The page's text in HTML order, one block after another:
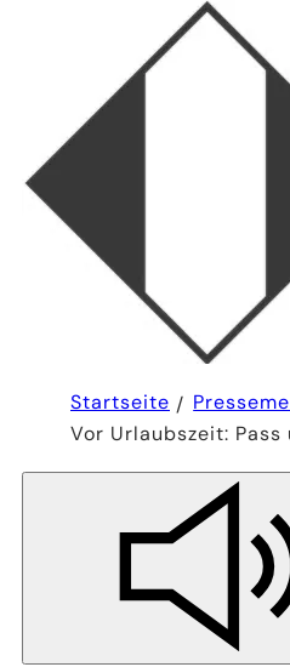
Startseite
Vor Urlaubszeit: